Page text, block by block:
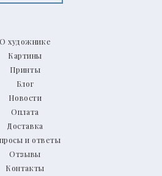
О художнике
Картины
Принты
Блог
Новости
Оплата
Доставка
и ответы
Отзывы
Контакты